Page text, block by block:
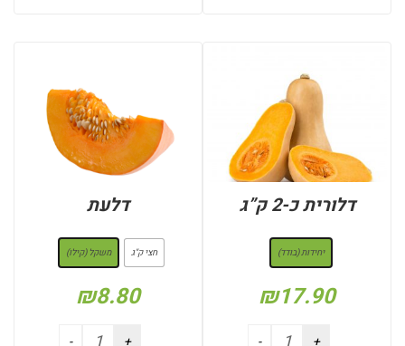
דלורית כ-2 ק”ג
יחידות (בודד)
₪17.90
דלעת
חצי ק"ג משקל (קילו)
₪8.80